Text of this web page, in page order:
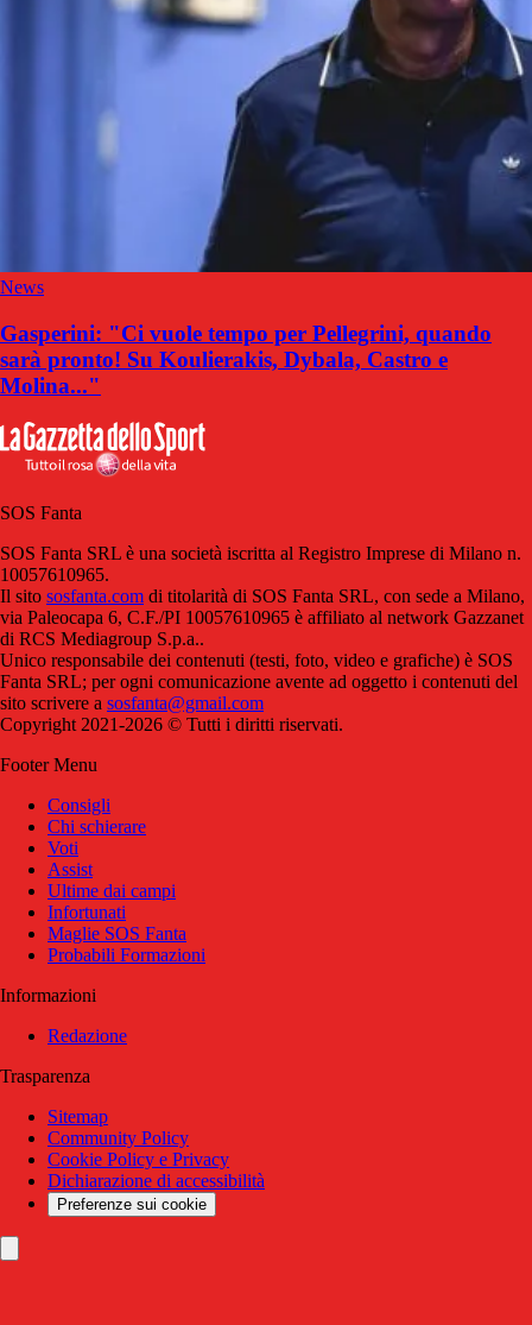
News
Gasperini: "Ci vuole tempo per Pellegrini, quando
sarà pronto! Su Koulierakis, Dybala, Castro e
Molina..."
SOS Fanta
SOS Fanta SRL è una società iscritta al Registro Imprese di Milano n.
10057610965.
Il sito sosfanta.com di titolarità di SOS Fanta SRL, con sede a Milano,
via Paleocapa 6, C.F./PI 10057610965 è affiliato al network Gazzanet
di RCS Mediagroup S.p.a..
Unico responsabile dei contenuti (testi, foto, video e grafiche) è SOS
Fanta SRL; per ogni comunicazione avente ad oggetto i contenuti del
sito scrivere a sosfanta@gmail.com
Copyright 2021-2026 © Tutti i diritti riservati.
Footer Menu
Consigli
Chi schierare
Voti
Assist
Ultime dai campi
Infortunati
Maglie SOS Fanta
Probabili Formazioni
Informazioni
Redazione
Trasparenza
Sitemap
Community Policy
Cookie Policy e Privacy
Dichiarazione di accessibilità
Preferenze sui cookie